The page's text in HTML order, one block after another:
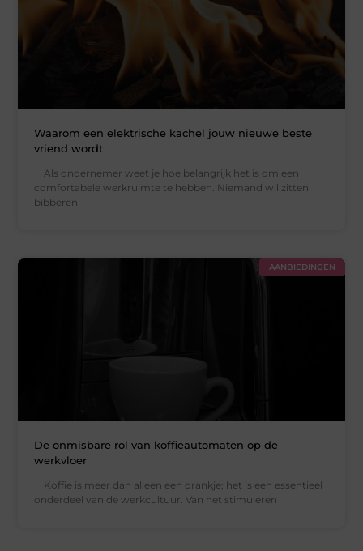
Waarom een elektrische kachel jouw nieuwe beste
vriend wordt
Als ondernemer weet je hoe belangrijk het is om een
comfortabele werkruimte te hebben. Niemand wil zitten
bibberen
AANBIEDINGEN
De onmisbare rol van koffieautomaten op de
werkvloer
Koffie is meer dan alleen een drankje; het is een essentieel
onderdeel van de werkcultuur. Van het stimuleren